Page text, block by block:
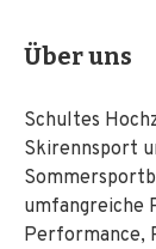
Über uns
Schultes
Skirennsport
umfangreiche
Performance,